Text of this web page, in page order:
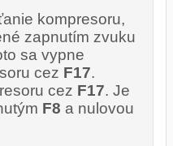
kompresoru,
zapnutím zvuku
sa vypne
cez F17.
cez F17. Je
F8 a nulovou